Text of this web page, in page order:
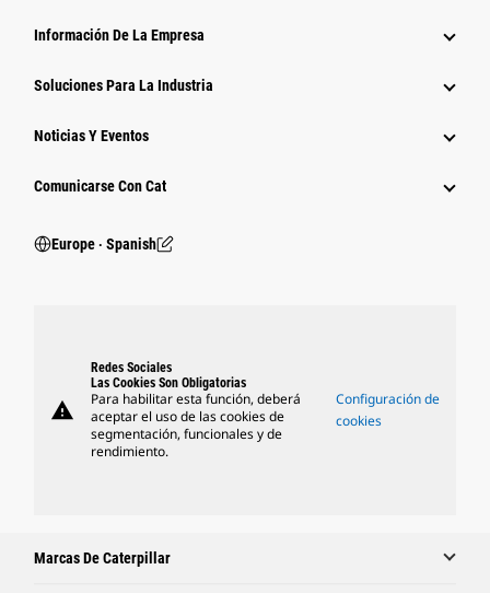
Información De La Empresa
Soluciones Para La Industria
Noticias Y Eventos
Comunicarse Con Cat
Europe ‧ Spanish
warning
Redes Sociales
Las Cookies Son Obligatorias
Para habilitar esta función, deberá
aceptar el uso de las cookies de
segmentación, funcionales y de
rendimiento.
Configuración de
cookies
Marcas De Caterpillar